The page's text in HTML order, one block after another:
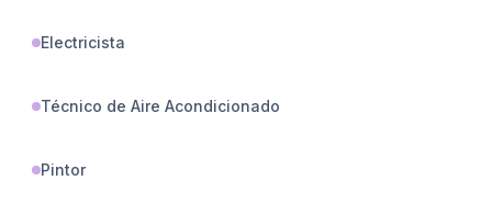
Electricista
Técnico de Aire Acondicionado
Pintor